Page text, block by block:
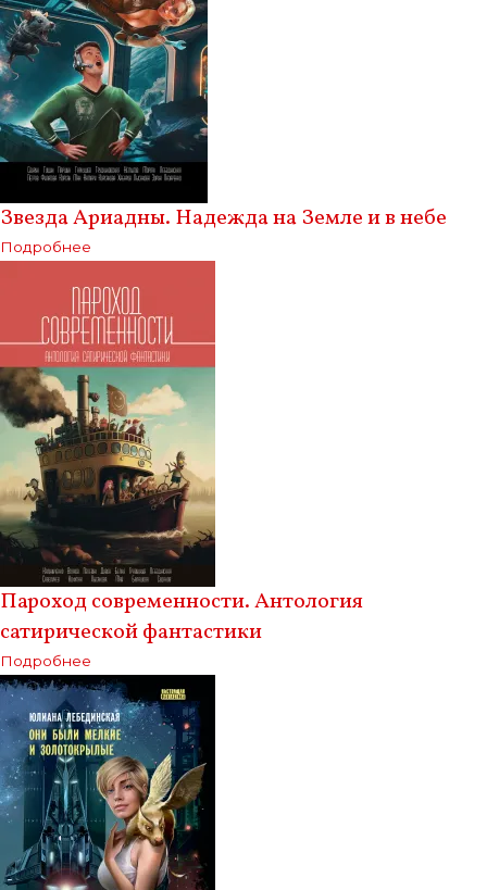
Звезда Ариадны. Надежда на Земле и в небе
Подробнее
Пароход современности. Антология
сатирической фантастики
Подробнее